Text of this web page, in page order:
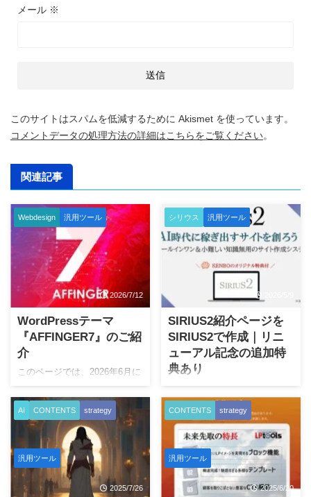
メール ※
このサイトはスパムを低減するために Akismet を使っています。
コメントデータの処理方法の詳細はこちらをご覧ください。
関連記事
Webdesign 汎用ツール
2026/7/12
WordPressテーマ
『AFFINGER7』のご紹
介
このページでは、2026年6月に
リリースされた、
AFFINGER7（EX/EX環境セッ
ト含む）とKENBOのどこから
も入手不可能なオリジナル特
典についてご紹介していま
す。 自分のサイトをもつ意味
とは なぜ自分のブログやホー
ムページを持つのか？ という
シリウス 汎用ツール
SIRIUS2紹介ページを
SIRIUS2で作成｜リニ
ューアル記念の追加特
典あり
これまでSIRIUS2の紹介ページ
を、当ブログ（Wordpress）の
中で、すなわちWordpress内に
LP風に作っておりました。 こ
のたび、SIRIUS2の紹介ならや
はりSIRIUS2で作るほうが、現
物としてもわかりやすし、ど
んなビジュアルができるのか
AI CONTENTS strategy
汎用ツール
2025/7/26
CONTENTS strategy
汎用ツール
2025/6/20